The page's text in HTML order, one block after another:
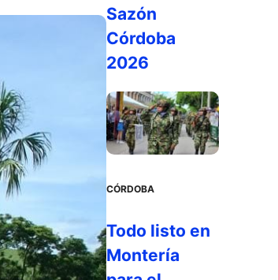
Sazón
Córdoba
2026
CÓRDOBA
Todo listo en
Montería